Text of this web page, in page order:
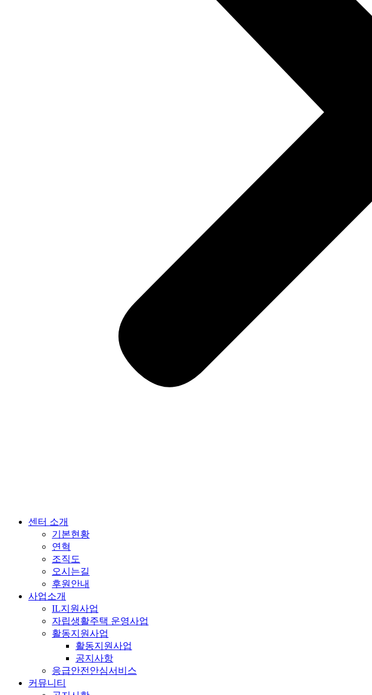
센터 소개
기본현황
연혁
조직도
오시는길
후원안내
사업소개
IL지원사업
자립생활주택 운영사업
활동지원사업
활동지원사업
공지사항
응급안전안심서비스
커뮤니티